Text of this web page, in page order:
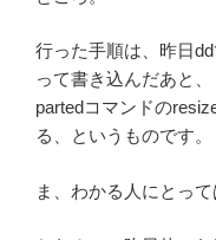
行った手順は、昨日
って書き込んだあと、
partedコマンドの
る、というものです。
ま、わかる人にとっ